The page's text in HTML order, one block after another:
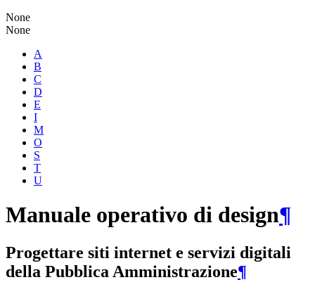
None
None
A
B
C
D
E
I
M
O
S
T
U
Manuale operativo di design¶
Progettare siti internet e servizi digitali
della Pubblica Amministrazione¶